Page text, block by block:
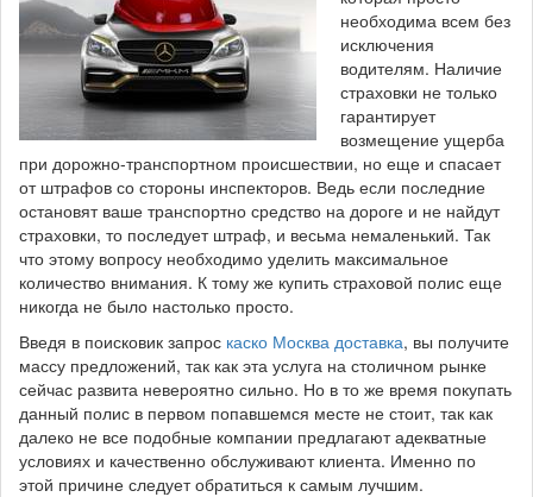
необходима всем без
исключения
водителям. Наличие
страховки не только
гарантирует
возмещение ущерба
при дорожно-транспортном происшествии, но еще и спасает
от штрафов со стороны инспекторов. Ведь если последние
остановят ваше транспортно средство на дороге и не найдут
страховки, то последует штраф, и весьма немаленький. Так
что этому вопросу необходимо уделить максимальное
количество внимания. К тому же купить страховой полис еще
никогда не было настолько просто.
Введя в поисковик запрос каско Москва доставка, вы получите
массу предложений, так как эта услуга на столичном рынке
сейчас развита невероятно сильно. Но в то же время покупать
данный полис в первом попавшемся месте не стоит, так как
далеко не все подобные компании предлагают адекватные
условиях и качественно обслуживают клиента. Именно по
этой причине следует обратиться к самым лучшим.